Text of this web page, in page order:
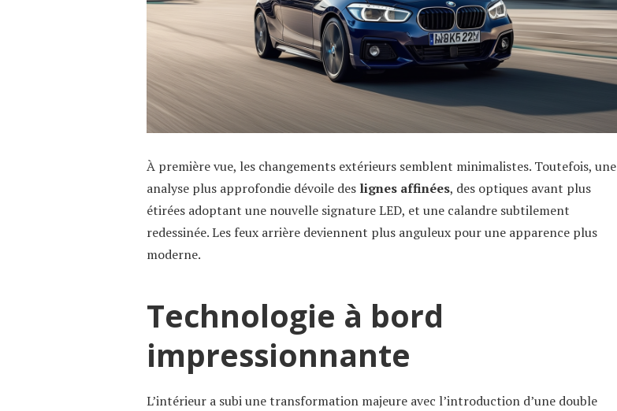
À première vue, les changements extérieurs semblent minimalistes. Toutefois, une
analyse plus approfondie dévoile des lignes affinées, des optiques avant plus
étirées adoptant une nouvelle signature LED, et une calandre subtilement
redessinée. Les feux arrière deviennent plus anguleux pour une apparence plus
moderne.
Technologie à bord
impressionnante
L’intérieur a subi une transformation majeure avec l’introduction d’une double